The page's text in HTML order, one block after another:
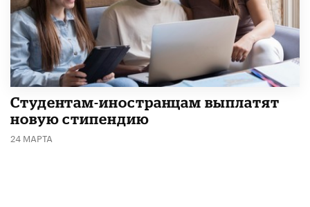
Студентам-иностранцам выплатят
новую стипендию
24 МАРТА